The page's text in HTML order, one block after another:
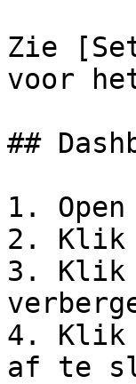
Zie
voor
##
1.
2. Klik
3. Klik
4. Klik
af te